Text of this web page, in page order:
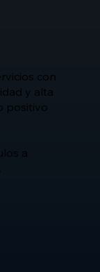
con
y alta
positivo
a